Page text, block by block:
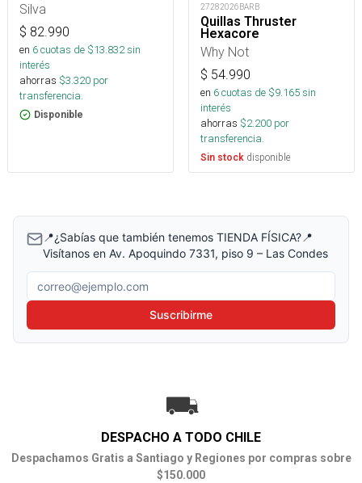
Silva
$ 82.990
en 6cuotas de $13.832sin
interés
ahorras $3.320 por
transferencia.
Disponible
27282026BARB
Quillas Thruster
Hexacore
Why Not
$ 54.990
en 6cuotas de $9.165sin
interés
ahorras $2.200 por
transferencia.
Sin stock disponible
📍¿Sabías que también tenemos TIENDA FÍSICA?📍
Visítanos en Av. Apoquindo 7331, piso 9 – Las Condes
Correo electrónico
Suscribirme
DESPACHO A TODO CHILE
Despachamos Gratis a Santiago y Regiones por compras sobre
$150.000